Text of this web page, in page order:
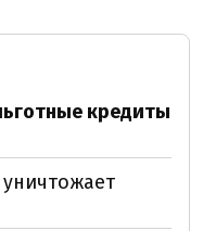
кредиты